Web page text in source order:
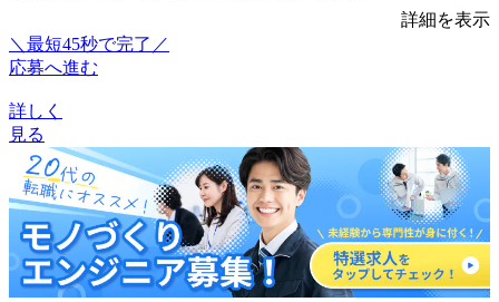
詳細を表示
＼最短45秒で完了／
応募へ進む
詳しく
見る